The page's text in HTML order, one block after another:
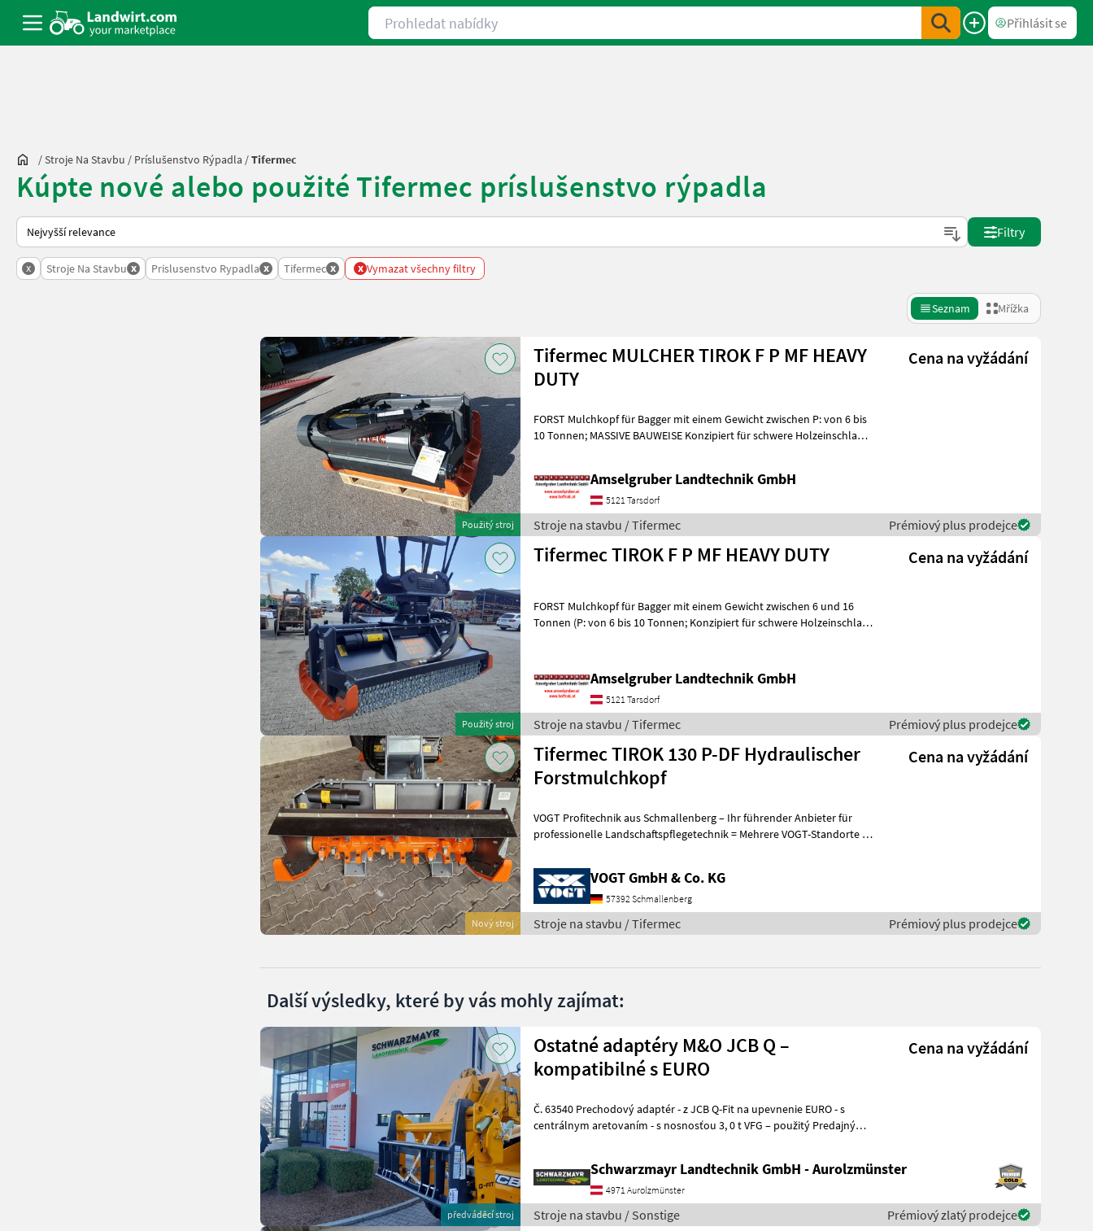
Prohledat nabídky
Přihlásit se
/Stroje Na Stavbu / Príslušenstvo Rýpadla /Tifermec
Kúpte nové alebo použité Tifermec príslušenstvo rýpadla
Takto se řadí nabídky na Landwirt.com
Filtry
x Stroje Na Stavbu x Prislusenstvo Rypadla x Tifermec x x Vymazat všechny filtry
Seznam Mřížka
Použitý stroj
Tifermec MULCHER TIROK F P MF HEAVY
DUTY
Cena na vyžádání
FORST Mulchkopf für Bagger mit einem Gewicht zwischen P: von 6 bis
10 Tonnen; MASSIVE BAUWEISE Konzipiert für schwere Holzeinschlag-
Amselgruber Landtechnik GmbH
5121 Tarsdorf
Stroje na stavbu / Tifermec Prémiový plus prodejce
Použitý stroj
Tifermec TIROK F P MF HEAVY DUTY Cena na vyžádání
FORST Mulchkopf für Bagger mit einem Gewicht zwischen 6 und 16
Tonnen (P: von 6 bis 10 Tonnen; Konzipiert für schwere Holzeinschlag-
Amselgruber Landtechnik GmbH
5121 Tarsdorf
Stroje na stavbu / Tifermec Prémiový plus prodejce
Nový stroj
Tifermec TIROK 130 P-DF Hydraulischer
Forstmulchkopf
Cena na vyžádání
VOGT Profitechnik aus Schmallenberg – Ihr führender Anbieter für
professionelle Landschaftspflegetechnik = Mehrere VOGT-Standorte +
VOGT GmbH & Co. KG
57392 Schmallenberg
Stroje na stavbu / Tifermec Prémiový plus prodejce
Další výsledky, které by vás mohly zajímat:
předváděcí stroj
Ostatné adaptéry M&O JCB Q –
kompatibilné s EURO
Cena na vyžádání
Č. 63540 Prechodový adaptér - z JCB Q-Fit na upevnenie EURO - s
centrálnym aretovaním - s nosnosťou 3, 0 t VFG – použitý Predajný
Schwarzmayr Landtechnik GmbH - Aurolzmünster
4971 Aurolzmünster
Stroje na stavbu / Sonstige Prémiový zlatý prodejce